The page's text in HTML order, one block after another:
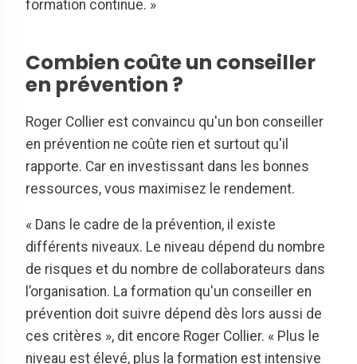
formation continue. »
Combien coûte un conseiller
en prévention ?
Roger Collier est convaincu qu'un bon conseiller
en prévention ne coûte rien et surtout qu'il
rapporte. Car en investissant dans les bonnes
ressources, vous maximisez le rendement.
« Dans le cadre de la prévention, il existe
différents niveaux. Le niveau dépend du nombre
de risques et du nombre de collaborateurs dans
l’organisation. La formation qu'un conseiller en
prévention doit suivre dépend dès lors aussi de
ces critères », dit encore Roger Collier. « Plus le
niveau est élevé, plus la formation est intensive